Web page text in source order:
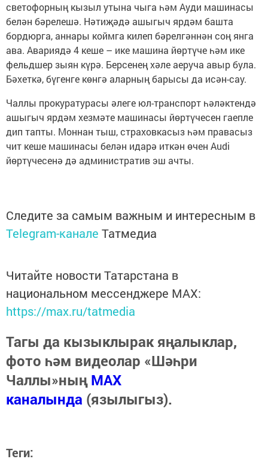
светофорның кызыл утына чыга һәм Ауди машинасы
белән бәрелешә. Нәтиҗәдә ашыгыч ярдәм башта
бордюрга, аннары коймга килеп бәрелгәннән соң янга
ава. Авариядә 4 кеше – ике машина йөртүче һәм ике
фельдшер зыян күрә. Берсенең хәле аеруча авыр була.
Бәхеткә, бүгенге көнгә аларның барысы да исән-сау.
Чаллы прокуратурасы әлеге юл-транспорт һәләктендә
ашыгыч ярдәм хезмәте машинасы йөртүчесен гаепле
дип тапты. Моннан тыш, страховкасыз һәм правасыз
чит кеше машинасы белән идарә иткән өчен Audi
йөртүчесенә дә административ эш ачты.
Следите за самым важным и интересным в
Telegram-канале Татмедиа
Читайте новости Татарстана в
национальном мессенджере MАХ:
https://max.ru/tatmedia
Тагы да кызыклырак яңалыклар,
фото һәм видеолар «Шәһри
Чаллы»ныңMAX
каналында (язылыгыз).
Теги: